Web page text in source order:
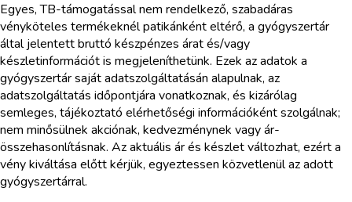
Egyes, TB-támogatással nem rendelkező, szabadáras
vényköteles termékeknél patikánként eltérő, a gyógyszertár
által jelentett bruttó készpénzes árat és/vagy
készletinformációt is megjeleníthetünk. Ezek az adatok a
gyógyszertár saját adatszolgáltatásán alapulnak, az
adatszolgáltatás időpontjára vonatkoznak, és kizárólag
semleges, tájékoztató elérhetőségi információként szolgálnak;
nem minősülnek akciónak, kedvezménynek vagy ár-
összehasonlításnak. Az aktuális ár és készlet változhat, ezért a
vény kiváltása előtt kérjük, egyeztessen közvetlenül az adott
gyógyszertárral.